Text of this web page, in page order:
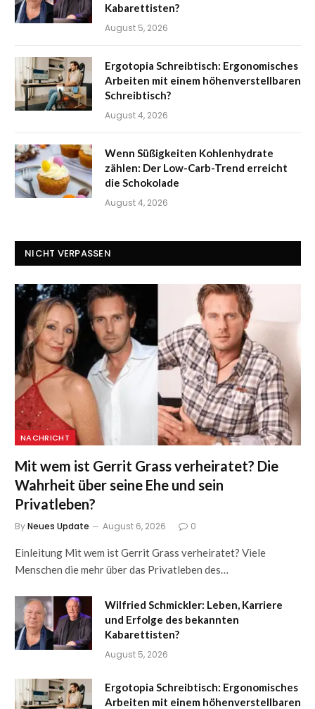
Kabarettisten?
August 5, 2026
Ergotopia Schreibtisch: Ergonomisches
Arbeiten mit einem höhenverstellbaren
Schreibtisch?
August 4, 2026
Wenn Süßigkeiten Kohlenhydrate
zählen: Der Low-Carb-Trend erreicht
die Schokolade
August 4, 2026
NICHT VERPASSEN
NACHRICHT
Mit wem ist Gerrit Grass verheiratet? Die
Wahrheit über seine Ehe und sein
Privatleben?
ByNeues Update August 6, 2026 0
Einleitung Mit wem ist Gerrit Grass verheiratet? Viele
Menschen die mehr über das Privatleben des…
Wilfried Schmickler: Leben, Karriere
und Erfolge des bekannten
Kabarettisten?
August 5, 2026
Ergotopia Schreibtisch: Ergonomisches
Arbeiten mit einem höhenverstellbaren